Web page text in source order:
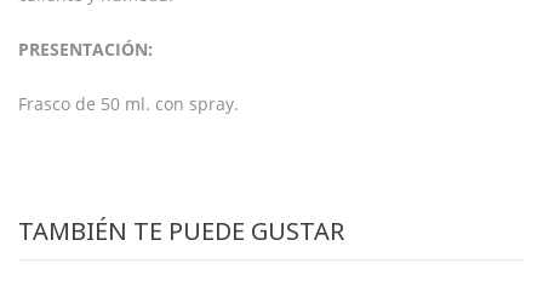
PRESENTACIÓN:
Frasco de 50 ml. con spray.
TAMBIÉN TE PUEDE GUSTAR